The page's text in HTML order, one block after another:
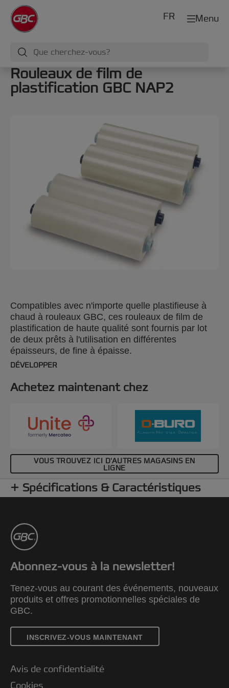
Menu
FR
Rouleaux de film de
plastification GBC NAP2
Compatibles avec n'importe quelle plastifieuse à
chaud à rouleaux GBC, ces rouleaux de film de
plastification de haute qualité sont fournis par lot
de deux prêts à l'utilisation en différentes
épaisseurs, de fine à épaisse.
DÉVELOPPER
Achetez maintenant chez
VOUS TROUVEZ ICI D'AUTRES MAGASINS EN
LIGNE
Spécifications & Caractéristiques
Abonnez-vous à la newsletter!
Tenez-vous au courant des événements, nouveaux
produits et offres promotionnelles spéciales de
GBC.
INSCRIVEZ-VOUS MAINTENANT
Avis de confidentialité